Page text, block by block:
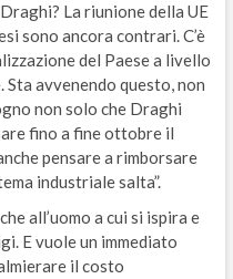
La riunione della UE
sono ancora contrari. C’è
del Paese a livello
Sta avvenendo questo, non
non solo che Draghi
fino a fine ottobre il
pensare a rimborsare
industriale salta”.
all’uomo a cui si ispira e
E vuole un immediato
il costo